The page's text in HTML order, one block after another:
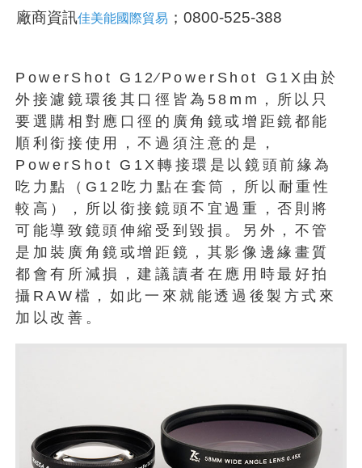
廠商資訊佳美能國際貿易 ；0800-525-388
PowerShot G12∕PowerShot G1X由於
外接濾鏡環後其口徑皆為58mm，所以只
要選購相對應口徑的廣角鏡或增距鏡都能
順利銜接使用，不過須注意的是，
PowerShot G1X轉接環是以鏡頭前緣為
吃力點（G12吃力點在套筒，所以耐重性
較高），所以銜接鏡頭不宜過重，否則將
可能導致鏡頭伸縮受到毀損。另外，不管
是加裝廣角鏡或增距鏡，其影像邊緣畫質
都會有所減損，建議讀者在應用時最好拍
攝RAW檔，如此一來就能透過後製方式來
加以改善。